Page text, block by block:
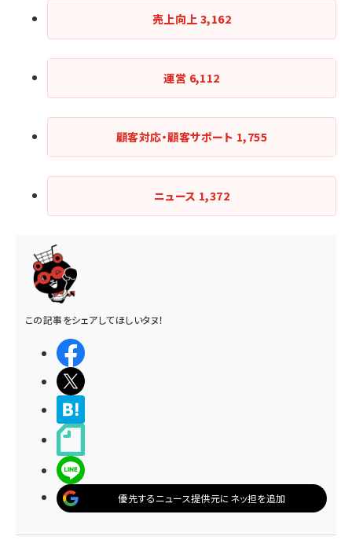
売上向上 3,162
運営 6,112
顧客対応・顧客サポート 1,755
ニュース 1,372
この記事をシェアしてほしいタヌ！
優先するニュース提供元にネッ担を追加